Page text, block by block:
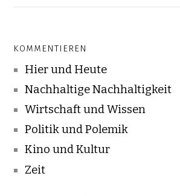
KOMMENTIEREN
Hier und Heute
Nachhaltige Nachhaltigkeit
Wirtschaft und Wissen
Politik und Polemik
Kino und Kultur
Zeit